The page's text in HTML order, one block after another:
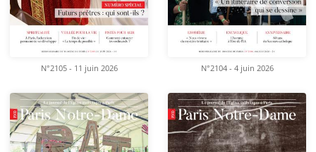
N°2105 - 11 juin 2026 N°2104 - 4 juin 2026